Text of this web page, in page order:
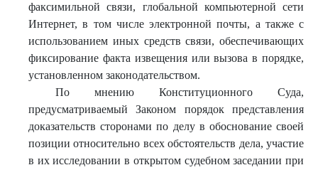
факсимильной связи, глобальной компьютерной сети
Интернет, в том числе электронной почты, а также с
использованием иных средств связи, обеспечивающих
фиксирование факта извещения или вызова в порядке,
установленном законодательством.
По мнению Конституционного Суда,
предусматриваемый Законом порядок представления
доказательств сторонами по делу в обоснование своей
позиции относительно всех обстоятельств дела, участие
в их исследовании в открытом судебном заседании при